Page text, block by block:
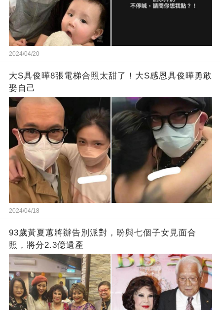
2024/04/20
大S具俊曄8張電梯合照太甜了！大S感恩具俊曄勇敢
娶自己
2024/04/18
93歲黃夏蕙將辦告別派對，盼與七個子女見面合
照，將分2.3億遺產